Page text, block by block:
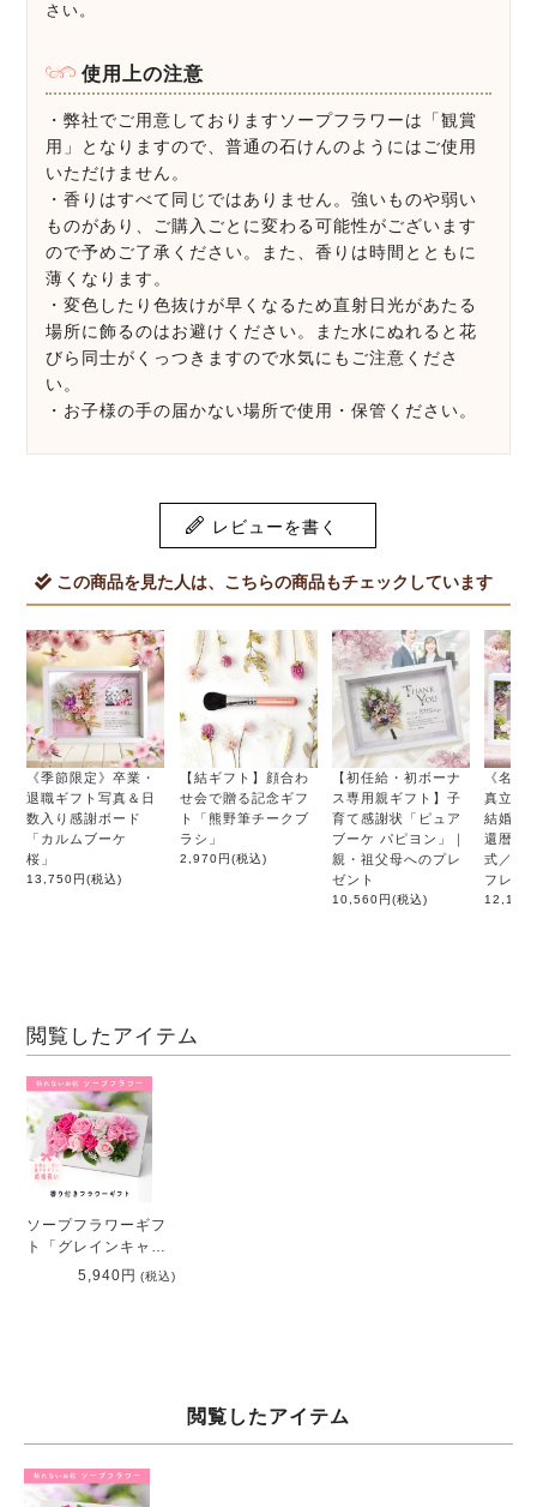
さい。
使用上の注意
・弊社でご用意しておりますソープフラワーは「観賞
用」となりますので、普通の石けんのようにはご使用
いただけません。
・香りはすべて同じではありません。強いものや弱い
ものがあり、ご購入ごとに変わる可能性がございます
ので予めご了承ください。また、香りは時間とともに
薄くなります。
・変色したり色抜けが早くなるため直射日光があたる
場所に飾るのはお避けください。また水にぬれると花
びら同士がくっつきますので水気にもご注意くださ
い。
・お子様の手の届かない場所で使用・保管ください。
レビューを書く
この商品を見た人は、こちらの商品もチェックしています
《季節限定》卒業・
退職ギフト写真＆日
数入り感謝ボード
「カルムブーケ
桜」
13,750円(税込)
【結ギフト】顔合わ
せ会で贈る記念ギフ
ト「熊野筆チークブ
ラシ」
2,970円(税込)
【初任給・初ボーナ
ス専用親ギフト】子
育て感謝状「ピュア
ブーケ パピヨン」｜
親・祖父母へのプレ
ゼント
10,560円(税込)
《名入
真立て
結婚祝
還暦・
式／フ
フレー
12,100
閲覧したアイテム
ソープフラワーギフ
ト「グレインキャビ
ティフレーム ピン
5,940円 (税込)
閲覧したアイテム